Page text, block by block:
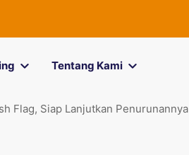
Tentang Kami
Flag, Siap Lanjutkan Penurunannya